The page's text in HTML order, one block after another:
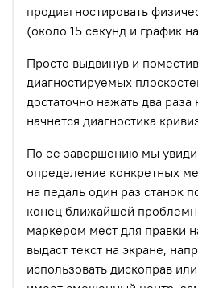
продиагностировать
(около 15 секунд и график
Просто выдвинув и
диагностируемых
достаточно нажать два
начнется диагностика
По ее завершению мы
определение конкретных
на педаль один раз станок
конец ближайшей
маркером мест для правки
выдаст текст на экране,
использовать дископрав